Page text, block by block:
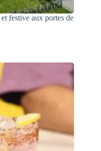
festive aux portes de